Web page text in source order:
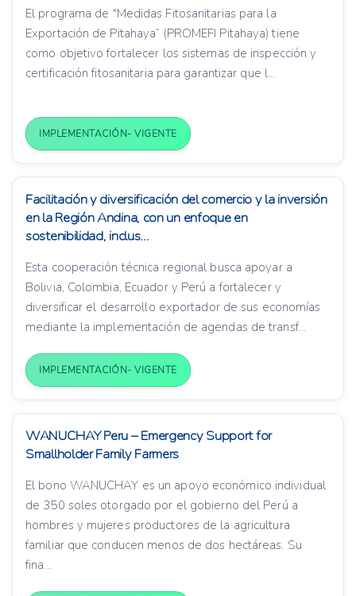
El programa de "Medidas Fitosanitarias para la
Exportación de Pitahaya” (PROMEFI Pitahaya) tiene
como objetivo fortalecer los sistemas de inspección y
certificación fitosanitaria para garantizar que l...
IMPLEMENTACIÓN- VIGENTE
Facilitación y diversificación del comercio y la inversión
en la Región Andina, con un enfoque en
sostenibilidad, inclus...
Esta cooperación técnica regional busca apoyar a
Bolivia, Colombia, Ecuador y Perú a fortalecer y
diversificar el desarrollo exportador de sus economías
mediante la implementación de agendas de transf...
IMPLEMENTACIÓN- VIGENTE
WANUCHAY Peru – Emergency Support for
Smallholder Family Farmers
El bono WANUCHAY es un apoyo económico individual
de 350 soles otorgado por el gobierno del Perú a
hombres y mujeres productores de la agricultura
familiar que conducen menos de dos hectáreas. Su
fina...